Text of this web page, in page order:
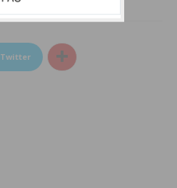
Twitter